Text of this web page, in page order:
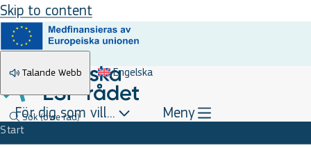
Skip to content
Talande Webb Engelska
Sök(övre rad)
För dig som vill... Meny
Start